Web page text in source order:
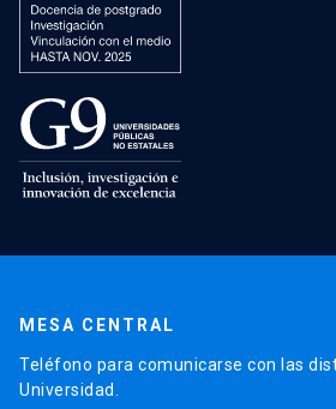
MESA CENTRAL
Teléfono para comunicarse con las
Universidad.